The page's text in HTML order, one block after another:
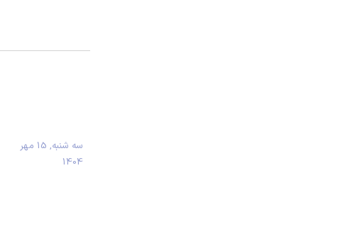
سه شنبه, 15 مهر
1404